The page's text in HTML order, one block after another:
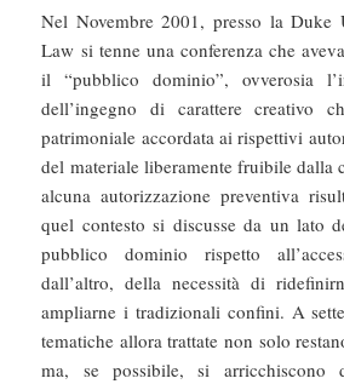
Nel Novembre 2001, presso la Duke
Law si tenne una conferenza che
il “pubblico dominio”, ovverosia
dell’ingegno di carattere creativo
patrimoniale accordata ai rispettivi
del materiale liberamente fruibile dalla
alcuna autorizzazione preventiva
quel contesto si discusse da un lato
pubblico dominio rispetto
dall’altro, della necessità di
ampliarne i tradizionali confini. A
tematiche allora trattate non solo
ma, se possibile, si